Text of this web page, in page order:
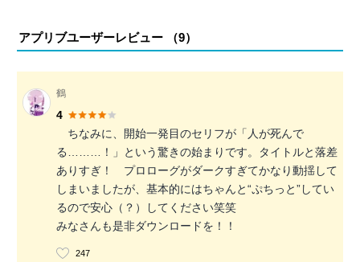
アプリブユーザーレビュー （9）
鶴
4
ちなみに、開始一発目のセリフが「人が死んで
る………！」という驚きの始まりです。タイトルと落差
ありすぎ！ プロローグがダークすぎてかなり動揺して
しまいましたが、基本的にはちゃんと“ぷちっと”してい
るので安心（？）してください笑笑
みなさんも是非ダウンロードを！！
247